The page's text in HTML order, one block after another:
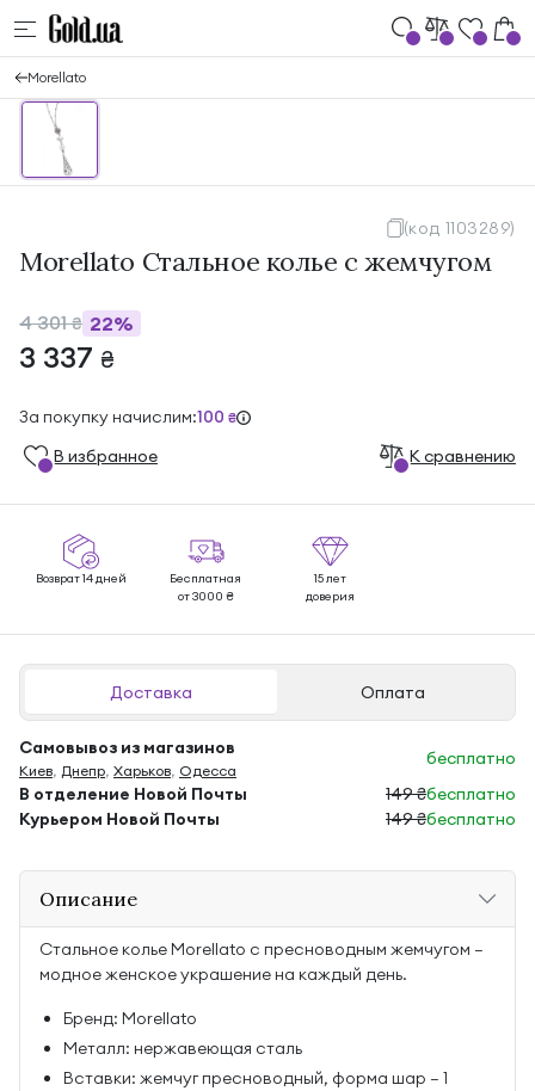
Morellato
(код 1103289)
Morellato Стальное колье с жемчугом
4 301₴ 22%
3 337 ₴
За покупку начислим:100 ₴
В избранноe К сравнению
Возврат 14 дней
Бесплатная
от 3000 ₴
15 лет
доверия
Доставка Оплата
Самовывоз из магазинов
Киев, Днепр, Харьков, Одесса
бесплатно
В отделение Новой Почты
149 ₴бесплатно
Курьером Новой Почты
149 ₴бесплатно
Описание
Стальное колье Morellato с пресноводным жемчугом —
модное женское украшение на каждый день.
Бренд: Morellato
Металл: нержавеющая сталь
Вставки: жемчуг пресноводный, форма шар — 1